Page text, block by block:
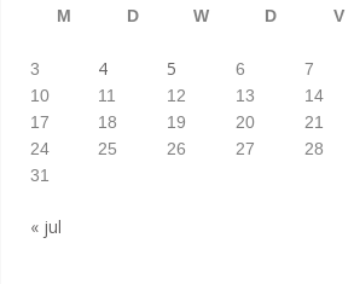
M
D W D V
3
4 5 6 7
10
11 12 13 14
17
18 19 20 21
24
25 26 27 28
31
« jul